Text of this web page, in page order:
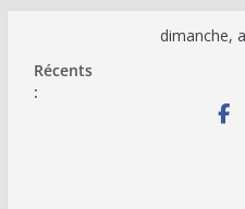
contenu
dimanche,
Récents
: